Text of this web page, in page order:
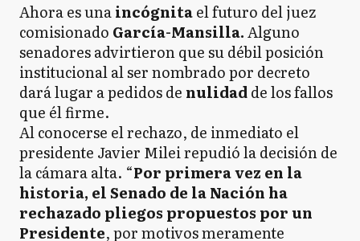
Ahora es unaincógnitael futuro del juez
comisionado García-Mansilla.Alguno
senadores advirtieron que su débil posición
institucional al ser nombrado por decreto
dará lugar a pedidos de nulidadde los fallos
que él firme.
Al conocerse el rechazo, de inmediato el
presidente Javier Milei repudió la decisión de
la cámara alta. “Por primera vez en la
historia, el Senado de la Nación ha
rechazado pliegos propuestos por un
Presidente, por motivos meramente